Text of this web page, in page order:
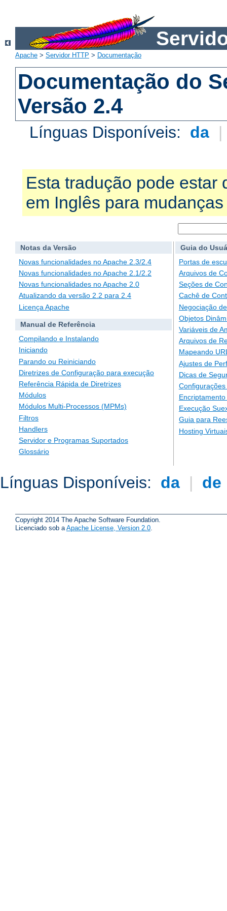
Apache > Servidor HTTP > Documentação
Documentação do
Versão 2.4
Línguas Disponíveis: da |
Esta tradução pode estar
em Inglês para
Notas da Versão
Novas funcionalidades no Apache 2.3/2.4
Novas funcionalidades no Apache 2.1/2.2
Novas funcionalidades no Apache 2.0
Atualizando da versão 2.2 para 2.4
Licença Apache
Manual de Referência
Compilando e Instalando
Iniciando
Parando ou Reiniciando
Diretrizes de Configuração para execução
Referência Rápida de Diretrizes
Módulos
Módulos Multi-Processos (MPMs)
Filtros
Handlers
Servidor e Programas Suportados
Glossário
Guia do
Portas de
Arquivos de
Seções de
Cachê de
Negociação
Objetos
Variáveis de
Arquivos de
Mapeando
Ajustes de
Dicas de
Execução
Guia para
Hosting
Línguas Disponíveis: da | de
Copyright 2014 The Apache Software Foundation.
Licenciado sob a Apache License, Version 2.0